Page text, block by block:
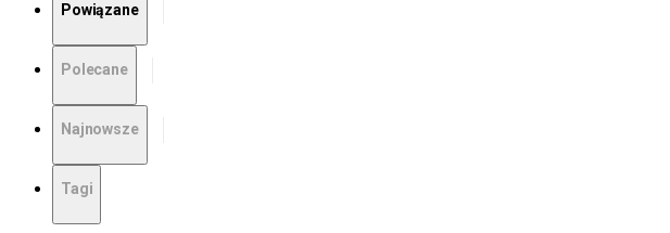
Powiązane
Polecane
Najnowsze
Tagi